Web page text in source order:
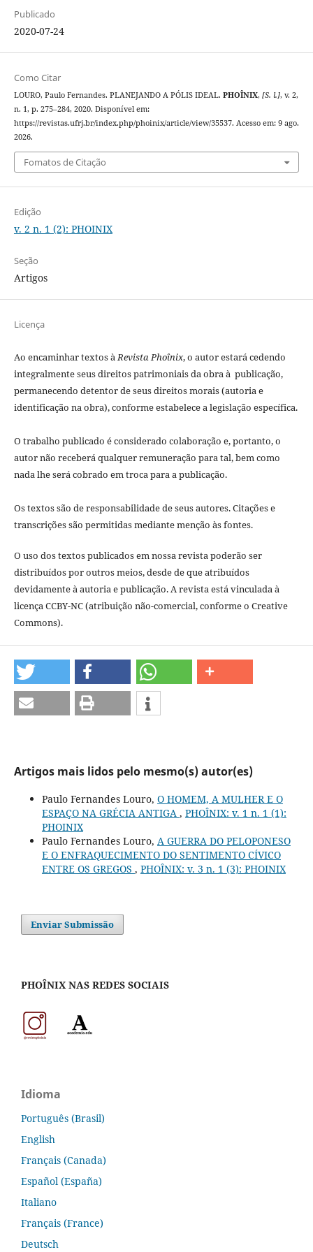
Publicado
2020-07-24
Como Citar
LOURO, Paulo Fernandes. PLANEJANDO A PÓLIS IDEAL. PHOÎNIX, [S. l.], v. 2,
n. 1, p. 275–284, 2020. Disponível em:
https://revistas.ufrj.br/index.php/phoinix/article/view/35537. Acesso em: 9 ago.
2026.
Fomatos de Citação
Edição
v. 2 n. 1 (2): PHOINIX
Seção
Artigos
Licença
Ao encaminhar textos àRevista Phoînix, o autor estará cedendo
integralmente seus direitos patrimoniais da obra à publicação,
permanecendo detentor de seus direitos morais (autoria e
identificação na obra), conforme estabelece a legislação especí­fica.
O trabalho publicado é considerado colaboração e, portanto, o
autor não receberá qualquer remuneração para tal, bem como
nada lhe será cobrado em troca para a publicação.
Os textos são de responsabilidade de seus autores. Citações e
transcrições são permitidas mediante menção às fontes.
O uso dos textos publicados em nossa revista poderão ser
distribuídos por outros meios, desde de que atribuídos
devidamente à autoria e publicação. A revista está vinculada à
licença CCBY-NC (atribuição não-comercial, conforme o Creative
Commons).
Artigos mais lidos pelo mesmo(s) autor(es)
Paulo Fernandes Louro, O HOMEM, A MULHER E O
ESPAÇO NA GRÉCIA ANTIGA , PHOÎNIX: v. 1 n. 1 (1):
PHOINIX
Paulo Fernandes Louro, A GUERRA DO PELOPONESO
E O ENFRAQUECIMENTO DO SENTIMENTO CÍVICO
ENTRE OS GREGOS , PHOÎNIX: v. 3 n. 1 (3): PHOINIX
Enviar Submissão
PHOÎNIX NAS REDES SOCIAIS
Idioma
Português (Brasil)
English
Français (Canada)
Español (España)
Italiano
Français (France)
Deutsch